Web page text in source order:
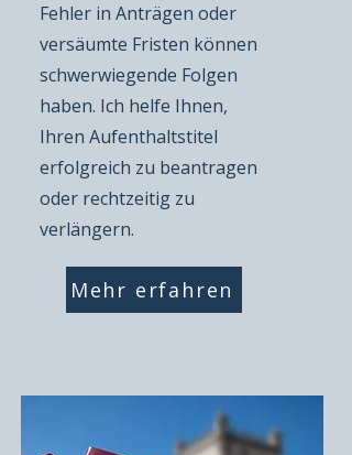
Fehler in Anträgen oder
versäumte Fristen können
schwerwiegende Folgen
haben. Ich helfe Ihnen,
Ihren Aufenthaltstitel
erfolgreich zu beantragen
oder rechtzeitig zu
verlängern.
Mehr erfahren